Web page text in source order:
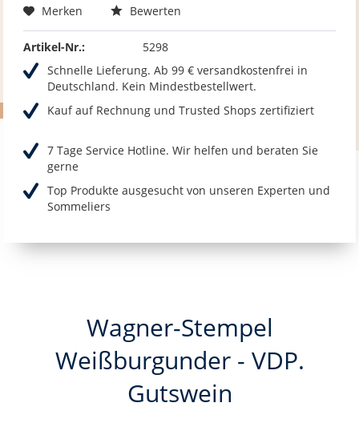
Merken Bewerten
Artikel-Nr.:
5298
Schnelle Lieferung. Ab 99 € versandkostenfrei in
Deutschland. Kein Mindestbestellwert.
Kauf auf Rechnung und Trusted Shops zertifiziert
7 Tage Service Hotline. Wir helfen und beraten Sie
gerne
Top Produkte ausgesucht von unseren Experten und
Sommeliers
Wagner-Stempel
Weißburgunder - VDP.
Gutswein